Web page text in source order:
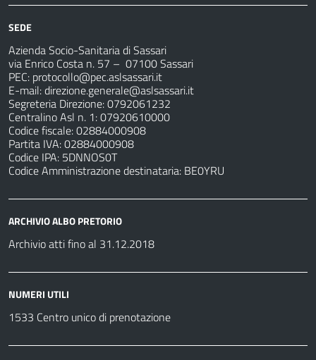
SEDE
Azienda Socio-Sanitaria di Sassari
via Enrico Costa n. 57 – 07100 Sassari
PEC: protocollo@pec.aslsassari.it
E-mail:direzione.generale@aslsassari.it
Segreteria Direzione: 0792061232
Centralino Asl n. 1: 07920610000
Codice fiscale: 02884000908
Partita IVA: 02884000908
Codice IPA: 5DNNOS0T
Codice Amministrazione destinataria: BE0YRU
ARCHIVIO ALBO PRETORIO
Archivio atti fino al 31.12.2018
NUMERI UTILI
1533 Centro unico di prenotazione